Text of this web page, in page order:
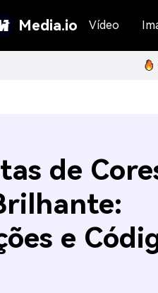
Media.io Vídeo
de
e